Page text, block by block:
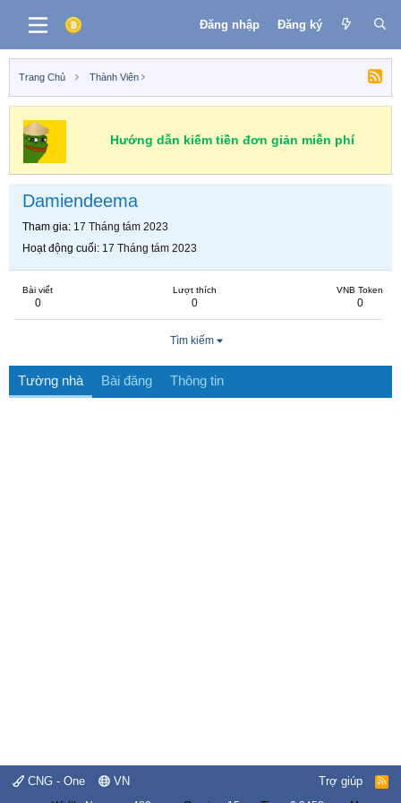
Đăng nhập Đăng ký
Trang Chủ Thành Viên
Hướng dẫn kiếm tiền đơn giản miễn phí
Damiendeema
Tham gia 17 Tháng tám 2023
Hoạt động cuối 17 Tháng tám 2023
Bài viết
0
Lượt thích
0
VNB Token
0
Tìm kiếm
Tường nhà Bài đăng Thông tin
CNG - One VN Trợ giúp
R